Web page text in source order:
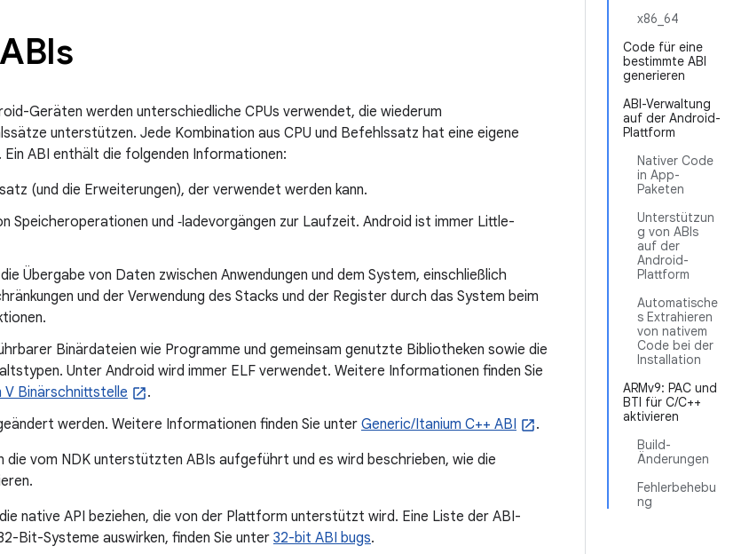
x86_64
Code für eine
bestimmte ABI
generieren
ABI-Verwaltung
auf der Android-
Plattform
Nativer Code
in App-
Paketen
Unterstützun
g von ABIs
auf der
Android-
Plattform
Automatische
s Extrahieren
von nativem
Code bei der
Installation
ARMv9: PAC und
BTI für C/C++
aktivieren
Build-
Änderungen
Fehlerbehebu
ng
Geräten werden unterschiedliche CPUs verwendet, die wiederum
unterstützen. Jede Kombination aus CPU und Befehlssatz hat eine eigene
ABI enthält die folgenden Informationen:
(und die Erweiterungen), der verwendet werden kann.
Speicheroperationen und ‑ladevorgängen zur Laufzeit. Android ist immer Little-
Übergabe von Daten zwischen Anwendungen und dem System, einschließlich
und der Verwendung des Stacks und der Register durch das System beim
Binärdateien wie Programme und gemeinsam genutzte Bibliotheken sowie die
Unter Android wird immer ELF verwendet. Weitere Informationen finden Sie
V Binärschnittstelle
.
werden. Weitere Informationen finden Sie unter Generic/Itanium C++ ABI
.
die vom NDK unterstützten ABIs aufgeführt und es wird beschrieben, wie die
native API beziehen, die von der Plattform unterstützt wird. Eine Liste der ABI-
Bit-Systeme auswirken, finden Sie unter 32-bit ABI bugs.